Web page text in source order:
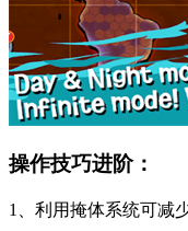
操作技巧进阶：
1、利用掩体系统可减